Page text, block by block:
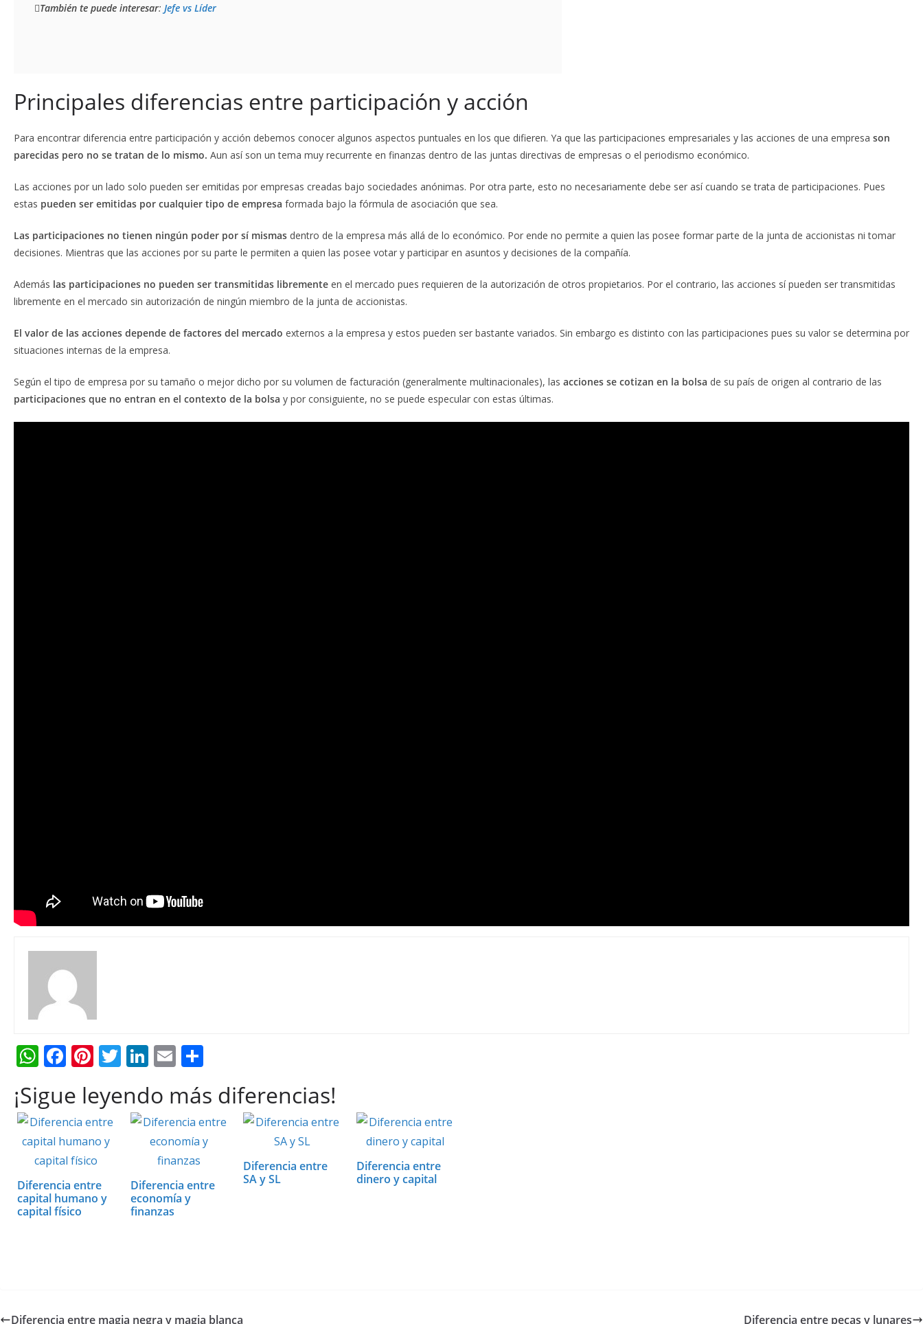
También te puede interesar: Jefe vs Líder
Principales diferencias entre participación y acción
Para encontrar diferencia entre participación y acción debemos conocer algunos aspectos puntuales en los que difieren. Ya que las participaciones empresariales y las acciones de una empresa son
parecidas pero no se tratan de lo mismo. Aun así son un tema muy recurrente en finanzas dentro de las juntas directivas de empresas o el periodismo económico.
Las acciones por un lado solo pueden ser emitidas por empresas creadas bajo sociedades anónimas. Por otra parte, esto no necesariamente debe ser así cuando se trata de participaciones. Pues
estas pueden ser emitidas por cualquier tipo de empresa formada bajo la fórmula de asociación que sea.
Las participaciones no tienen ningún poder por sí mismas dentro de la empresa más allá de lo económico. Por ende no permite a quien las posee formar parte de la junta de accionistas ni tomar
decisiones. Mientras que las acciones por su parte le permiten a quien las posee votar y participar en asuntos y decisiones de la compañía.
Además las participaciones no pueden ser transmitidas libremente en el mercado pues requieren de la autorización de otros propietarios. Por el contrario, las acciones sí pueden ser transmitidas
libremente en el mercado sin autorización de ningún miembro de la junta de accionistas.
El valor de las acciones depende de factores del mercado externos a la empresa y estos pueden ser bastante variados. Sin embargo es distinto con las participaciones pues su valor se determina por
situaciones internas de la empresa.
Según el tipo de empresa por su tamaño o mejor dicho por su volumen de facturación (generalmente multinacionales), las acciones se cotizan en la bolsa de su país de origen al contrario de las
participaciones que no entran en el contexto de la bolsa y por consiguiente, no se puede especular con estas últimas.
W
at
s
A
p
p
F
e
b
o
o
k
Pi
er
e
st
T
itt
er
Li
k
e
dI
n
E
ai
l
m
p
ar
r
¡Sigue leyendo más diferencias!
Diferencia entre
capital humano y
capital físico
Diferencia entre
economía y
finanzas
Diferencia entre
SA y SL
Diferencia entre
dinero y capital
Diferencia entre magia negra y magia blanca Diferencia entre pecas y lunares